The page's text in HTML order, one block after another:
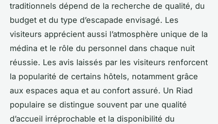
traditionnels dépend de la recherche de qualité, du
budget et du type d’escapade envisagé. Les
visiteurs apprécient aussi l’atmosphère unique de la
médina et le rôle du personnel dans chaque nuit
réussie. Les avis laissés par les visiteurs renforcent
la popularité de certains hôtels, notamment grâce
aux espaces aqua et au confort assuré. Un Riad
populaire se distingue souvent par une qualité
d’accueil irréprochable et la disponibilité du